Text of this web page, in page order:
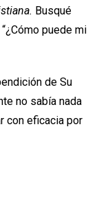
Busqué
puede mi
de Su
no sabía nada
con eficacia por